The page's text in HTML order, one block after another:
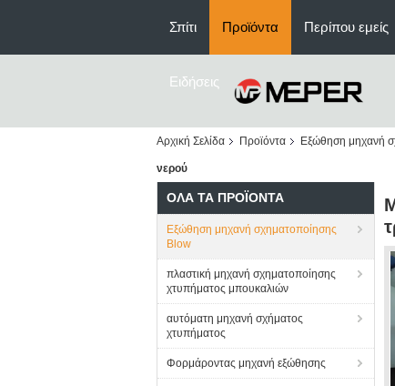
Σπίτι Προϊόντα Περίπου εμείς
Ειδήσεις
Αρχική Σελίδα Προϊόντα Εξώθηση μηχανή
νερού
ΌΛΑ ΤΑ ΠΡΟΪΌΝΤΑ
Εξώθηση μηχανή σχηματοποίησης
Blow
πλαστική μηχανή σχηματοποίησης
χτυπήματος μπουκαλιών
αυτόματη μηχανή σχήματος
χτυπήματος
Φορμάροντας μηχανή εξώθησης